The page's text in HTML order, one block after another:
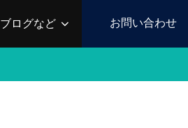
ブログなど お問い合わせ